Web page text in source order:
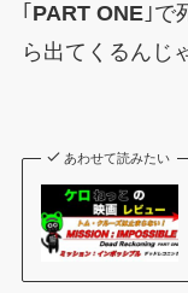
｢ PART ONE｣で
ら出てくるんじ
あわせて読みたい